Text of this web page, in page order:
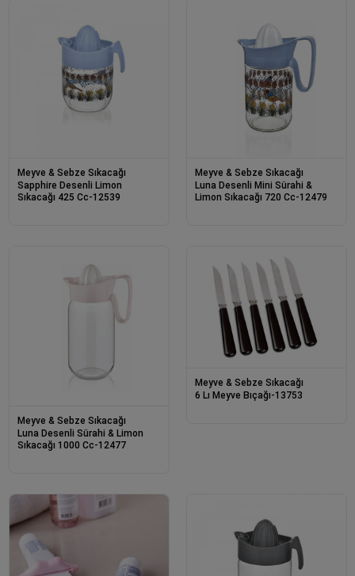
Meyve & Sebze Sıkacağı
Sapphire Desenli Limon
Sıkacağı 425 Cc-12539
Meyve & Sebze Sıkacağı
Luna Desenli Mini Sürahi &
Limon Sıkacağı 720 Cc-12479
Meyve & Sebze Sıkacağı
Luna Desenli Sürahi & Limon
Sıkacağı 1000 Cc-12477
Meyve & Sebze Sıkacağı
6 Lı Meyve Bıçağı-13753